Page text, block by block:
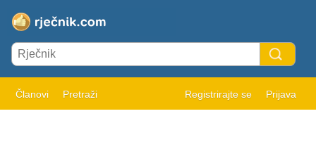
Članovi Pretraži Registrirajte se Prijava